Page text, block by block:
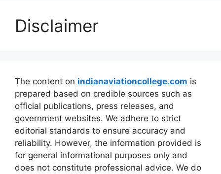
Disclaimer
The content on indianaviationcollege.com is
prepared based on credible sources such as
official publications, press releases, and
government websites. We adhere to strict
editorial standards to ensure accuracy and
reliability. However, the information provided is
for general informational purposes only and
does not constitute professional advice. We do